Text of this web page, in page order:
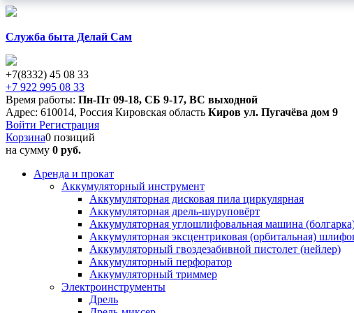
Служба быта Делай Сам
+7(8332) 45 08 33
+7 922 995 08 33
Время работы: Пн-Пт 09-18, СБ 9-17, ВС выходной
Адрес: 610014, Россия Кировская область Киров ул. Пугачёва дом 9
Войти Регистрация
Корзина0 позиций
на сумму 0 руб.
Аренда и прокат
Аккумуляторный инструмент
Аккумуляторная дисковая пила циркулярная
Аккумуляторная дрель-шуруповёрт
Аккумуляторная углошлифовальная машина
Аккумуляторная эксцентриковая (орбитальная)
Аккумуляторный гвоздезабивной пистолет (нейлер)
Аккумуляторный перфоратор
Аккумуляторный триммер
Электроинструменты
Дрель